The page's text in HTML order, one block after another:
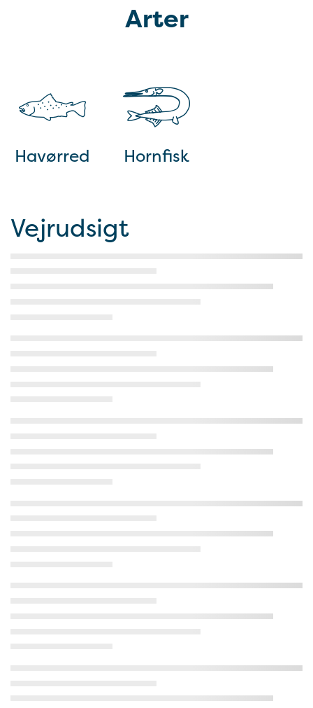
Arter
Havørred Hornfisk
Vejrudsigt